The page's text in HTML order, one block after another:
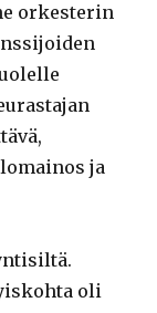
orkesterin
ja
oli